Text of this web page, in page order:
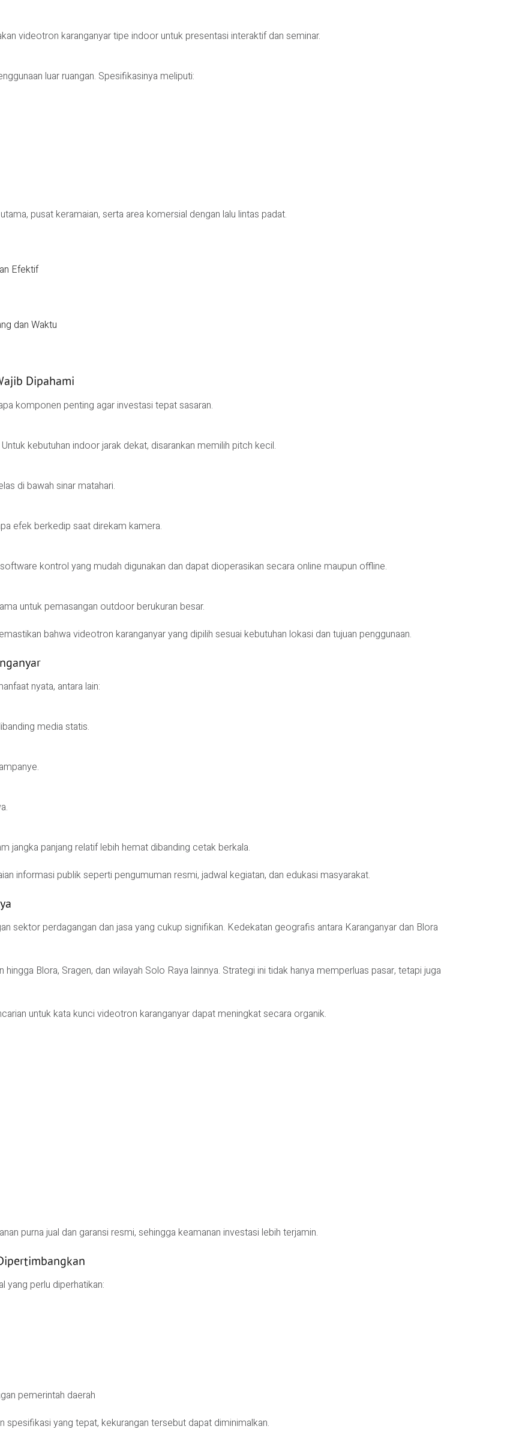
videotron karanganyar tipe indoor untuk presentasi interaktif dan seminar.
luar ruangan. Spesifikasinya meliputi:
pusat keramaian, serta area komersial dengan lalu lintas padat.
Efektif
dan Waktu
Dipahami
komponen penting agar investasi tepat sasaran.
kebutuhan indoor jarak dekat, disarankan memilih pitch kecil.
di bawah sinar matahari.
efek berkedip saat direkam kamera.
kontrol yang mudah digunakan dan dapat dioperasikan secara online maupun offline.
untuk pemasangan outdoor berukuran besar.
bahwa videotron karanganyar yang dipilih sesuai kebutuhan lokasi dan tujuan penggunaan.
nyata, antara lain:
media statis.
jangka panjang relatif lebih hemat dibanding cetak berkala.
informasi publik seperti pengumuman resmi, jadwal kegiatan, dan edukasi masyarakat.
sektor perdagangan dan jasa yang cukup signifikan. Kedekatan geografis antara Karanganyar dan Blora
Blora, Sragen, dan wilayah Solo Raya lainnya. Strategi ini tidak hanya memperluas pasar, tetapi juga
untuk kata kunci videotron karanganyar dapat meningkat secara organik.
purna jual dan garansi resmi, sehingga keamanan investasi lebih terjamin.
yang perlu diperhatikan:
pemerintah daerah
spesifikasi yang tepat, kekurangan tersebut dapat diminimalkan.